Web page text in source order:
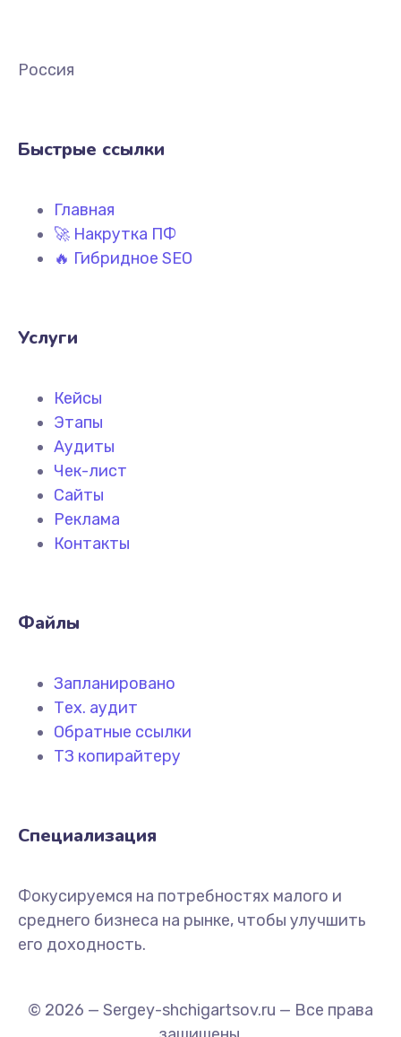
Россия
Быстрые ссылки
Главная
🚀 Накрутка ПФ
🔥 Гибридное SEO
Услуги
Кейсы
Этапы
Аудиты
Чек-лист
Сайты
Реклама
Контакты
Файлы
Запланировано
Тех. аудит
Обратные ссылки
ТЗ копирайтеру
Специализация
Фокусируемся на потребностях малого и
среднего бизнеса на рынке, чтобы улучшить
его доходность.
© 2026 — Sergey-shchigartsov.ru — Все права